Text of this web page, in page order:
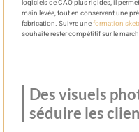
logiciels de CAO plus rigides, il
main levée, tout en conservant une
fabrication. Suivre uneformation
souhaite rester compétitif sur le
Des visuels
séduire les